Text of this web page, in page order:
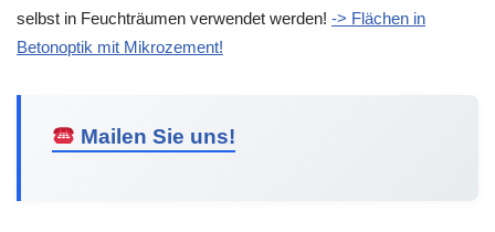
selbst in Feuchträumen verwendet werden! -> Flächen in
Betonoptik mit Mikrozement!
Mailen Sie uns!